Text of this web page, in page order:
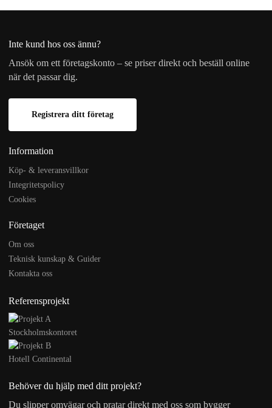
Inte kund hos oss ännu?
Ansök om ett företagskonto – se priser direkt och beställ online
när det passar dig.
Registrera ditt företag
Information
Köp- & leveransvillkor
Integritetspolicy
Cookies
Företaget
Om oss
Teknisk kunskap & Guider
Kontakta oss
Referensprojekt
Stockholmskontoret
Hotell Continental
Behöver du hjälp med ditt projekt?
Du slipper omvägar och pratar direkt med oss som bygger